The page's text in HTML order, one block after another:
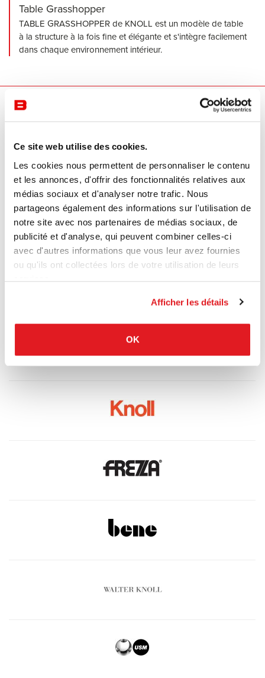
Ce site web utilise des cookies.
Les cookies nous permettent de personnaliser le contenu
et les annonces, d'offrir des fonctionnalités relatives aux
médias sociaux et d'analyser notre trafic. Nous
partageons également des informations sur l'utilisation de
notre site avec nos partenaires de médias sociaux, de
publicité et d'analyse, qui peuvent combiner celles-ci
avec d'autres informations que vous leur avez fournies
ou qu'ils ont collectées lors de votre utilisation de leurs
services.
Afficher les détails
OK
Table Grasshopper
TABLE GRASSHOPPER de KNOLL est un modèle de table
à la structure à la fois fine et élégante et s'intègre facilement
dans chaque environnement intérieur.
Nos marques